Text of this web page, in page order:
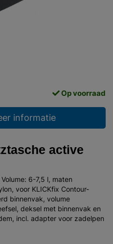
Op voorraad
informatie
active
6-7,5 l, maten
voor KLICKfix Contour-
binnenvak, volume
deksel met binnenvak en
incl. adapter voor zadelpen